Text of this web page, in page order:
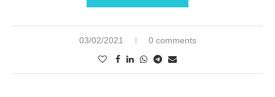
03/02/2021 0 comments